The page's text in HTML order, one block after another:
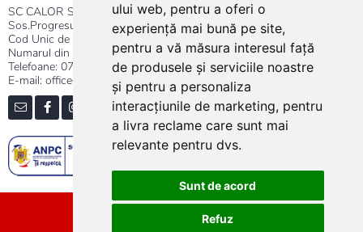
ului web, pentru a oferi o
experiență mai bună pe site,
pentru a vă măsura interesul față
de produsele și serviciile noastre
și pentru a personaliza
interacțiunile de marketing, pentru
a livra reclame care sunt mai
relevante pentru dvs.
Sunt de acord
Refuz
SC CALOR SRL
Sos.Progresului nr.30-40, Sector 5, Bucuresti
Cod Unic de Inregistrare: RO 3004724
Numarul din Registrul Comertului:J40/13176/1991
Telefoane: 0737.23.44.44|021.411.44.44
E-mail: office@calor.ro